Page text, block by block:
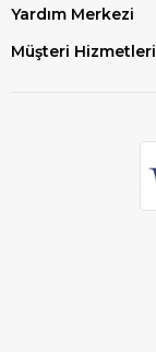
Yardım Merkezi
Müşteri Hizmetleri